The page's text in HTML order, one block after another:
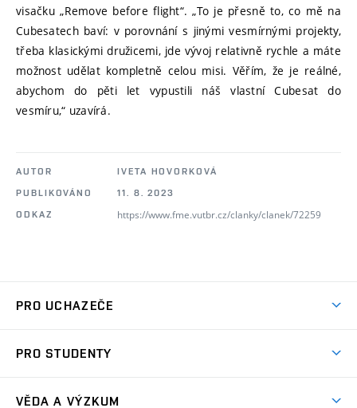
visačku „Remove before flight“. „To je přesně to, co mě na
Cubesatech baví: v porovnání s jinými vesmírnými projekty,
třeba klasickými družicemi, jde vývoj relativně rychle a máte
možnost udělat kompletně celou misi. Věřím, že je reálné,
abychom do pěti let vypustili náš vlastní Cubesat do
vesmíru,“ uzavírá.
AUTOR
IVETA HOVORKOVÁ
PUBLIKOVÁNO
11. 8. 2023
ODKAZ
https://www.fme.vutbr.cz/clanky/clanek/72259
PRO UCHAZEČE
Ambasadoři studia
PRO STUDENTY
VĚDA A VÝZKUM